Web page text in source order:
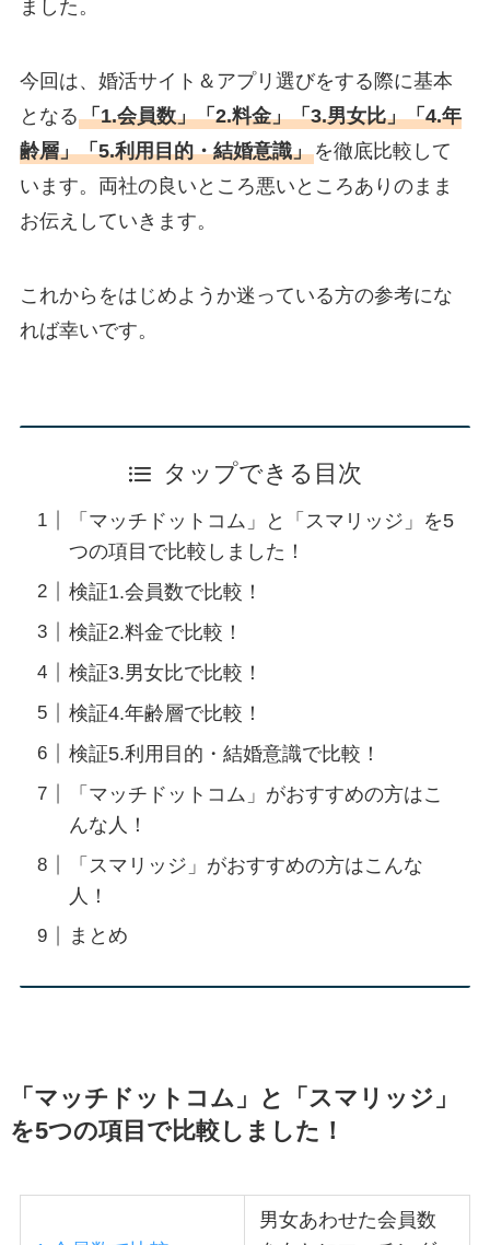
ました。
今回は、婚活サイト＆アプリ選びをする際に基本
となる「1.会員数」「2.料金」「3.男女比」「4.年
齢層」「5.利用目的・結婚意識」を徹底比較して
います。両社の良いところ悪いところありのまま
お伝えしていきます。
これからをはじめようか迷っている方の参考にな
れば幸いです。
タップできる目次
「マッチドットコム」と「スマリッジ」を5
つの項目で比較しました！
検証1.会員数で比較！
検証2.料金で比較！
検証3.男女比で比較！
検証4.年齢層で比較！
検証5.利用目的・結婚意識で比較！
「マッチドットコム」がおすすめの方はこ
んな人！
「スマリッジ」がおすすめの方はこんな
人！
まとめ
「マッチドットコム」と「スマリッジ」
を5つの項目で比較しました！
男女あわせた会員数